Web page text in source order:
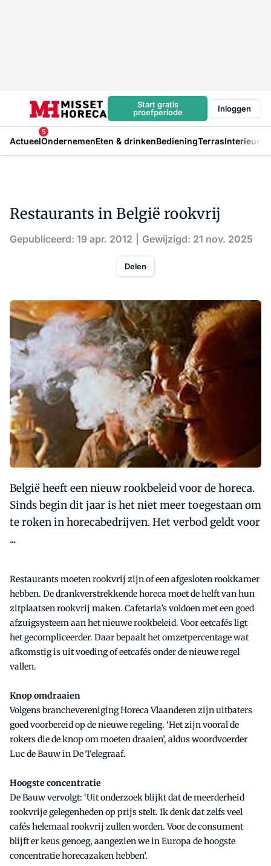
Start gratis
proefperiode
Inloggen
Actueel
5
OndernemenEten & drinkenBedieningTerrasInterieur
Restaurants in België rookvrij
Gepubliceerd: 19 apr. 2012 Gewijzigd: 21 nov. 2025
Delen
België heeft een nieuw rookbeleid voor de horeca.
Sinds begin dit jaar is het niet meer toegestaan om
te roken in horecabedrijven. Het verbod geldt voor
...
Restaurants moeten rookvrij zijn of een afgesloten rookkamer
hebben. De drankverstrekkende horeca moet de helft van hun
zitplaatsen rookvrij maken. Cafetaria’s voldoen met een goed
afzuigsysteem aan het nieuwe rookbeleid. Voor eetcafés ligt
het gecompliceerder. Daar bepaalt het omzetpercentage wat
afkomstig is uit voeding of eetcafés onder de nieuwe regel
vallen.
Knop omdraaien
Volgens branchevereniging Horeca Vlaanderen zijn uitbaters
goed voorbereid op de nieuwe regeling. ‘Het zijn vooral de
rokers die de knop om moeten draaien’, aldus woordvoerder
Luc de Bauw in De Telegraaf.
Hoogste concentratie
De Bauw vervolgt: ‘Uit onderzoek blijkt dat de meerderheid
rookvrije gelegenheden op prijs stelt. Ik denk dat zelfs veel
cafés helemaal rookvrij zullen worden. Voor de consument
blijft er keus genoeg, aangezien we in Europa de hoogste
concentratie horecazaken hebben’.